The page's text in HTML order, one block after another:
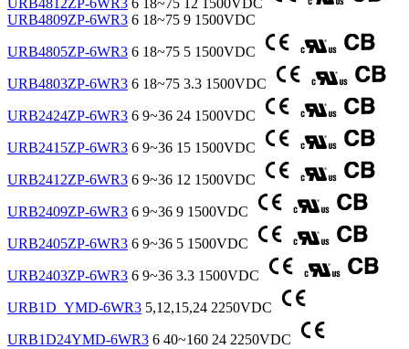
URB4812ZP-6WR3 6 18~75 12 1500VDC
URB4809ZP-6WR3 6 18~75 9 1500VDC
URB4805ZP-6WR3 6 18~75 5 1500VDC
URB4803ZP-6WR3 6 18~75 3.3 1500VDC
URB2424ZP-6WR3 6 9~36 24 1500VDC
URB2415ZP-6WR3 6 9~36 15 1500VDC
URB2412ZP-6WR3 6 9~36 12 1500VDC
URB2409ZP-6WR3 6 9~36 9 1500VDC
URB2405ZP-6WR3 6 9~36 5 1500VDC
URB2403ZP-6WR3 6 9~36 3.3 1500VDC
URB1D_YMD-6WR3 5,12,15,24 2250VDC
URB1D24YMD-6WR3 6 40~160 24 2250VDC